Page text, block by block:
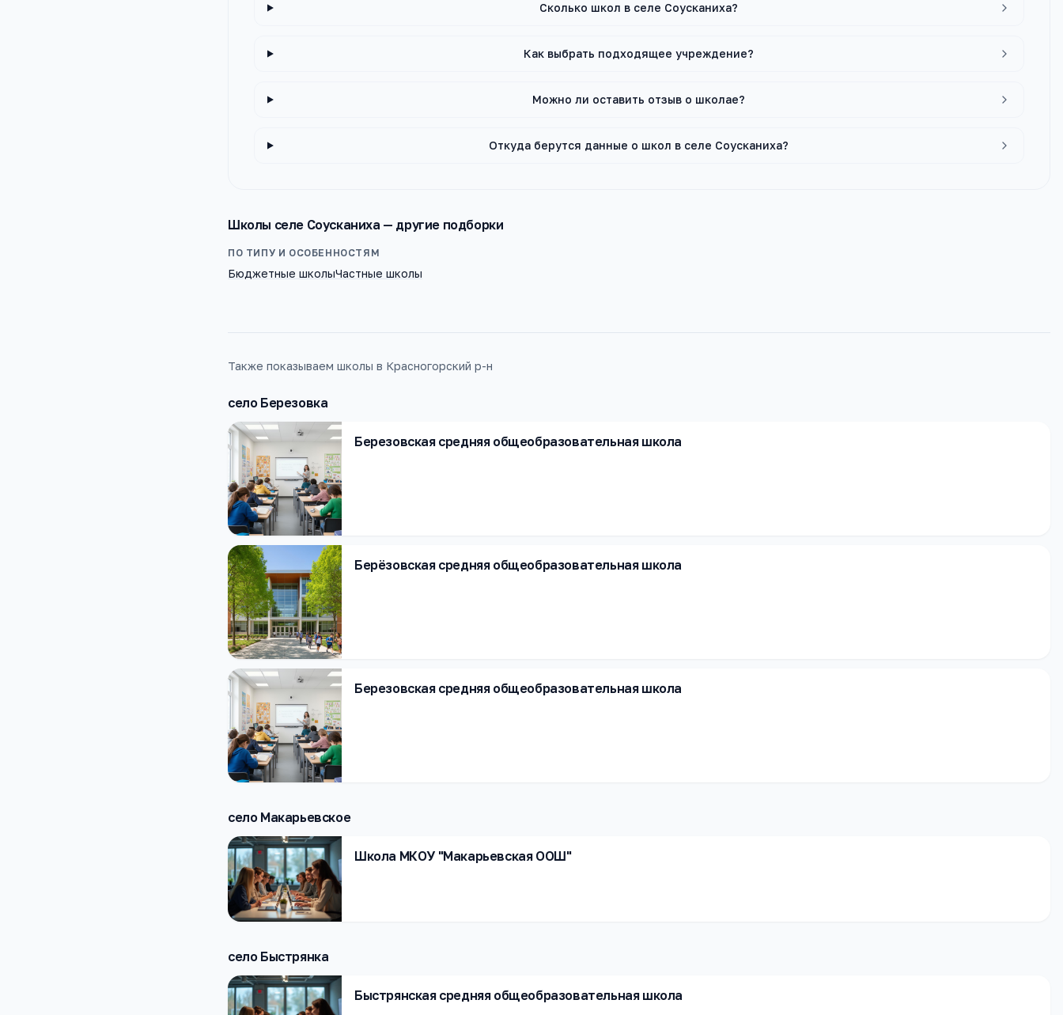
Сколько школ в селе Соусканиха?
Как выбрать подходящее учреждение?
Можно ли оставить отзыв о школае?
Откуда берутся данные о школ в селе Соусканиха?
Школы селе Соусканиха — другие подборки
ПО ТИПУ И ОСОБЕННОСТЯМ
Бюджетные школыЧастные школы
Также показываем школы в Красногорский р-н
село Березовка
Березовская средняя общеобразовательная школа
Берёзовская средняя общеобразовательная школа
Березовская средняя общеобразовательная школа
село Макарьевское
Школа МКОУ "Макарьевская ООШ"
село Быстрянка
Быстрянская средняя общеобразовательная школа